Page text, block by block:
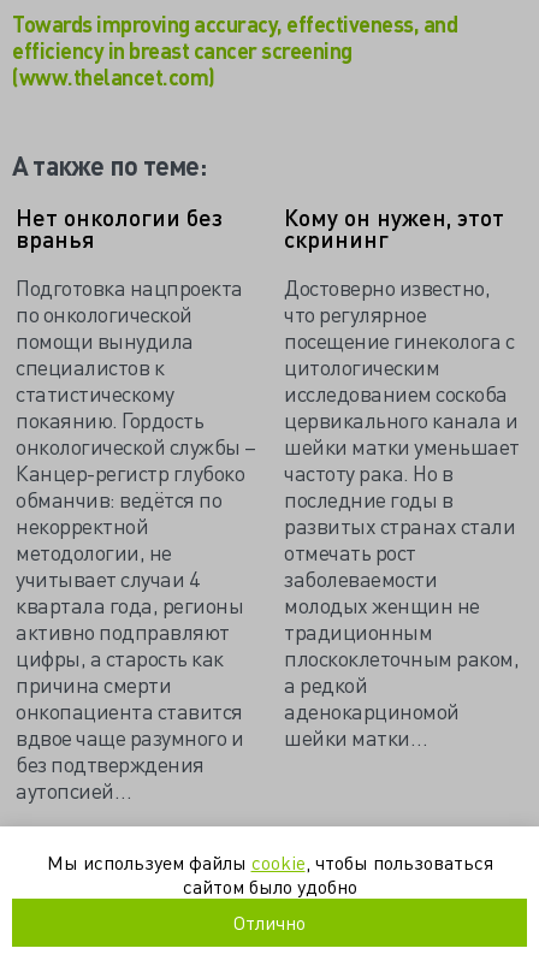
Towards improving accuracy, effectiveness, and
efficiency in breast cancer screening
(www.thelancet.com)
А также по теме:
Нет онкологии без
вранья
Подготовка нацпроекта
по онкологической
помощи вынудила
специалистов к
статистическому
покаянию. Гордость
онкологической службы –
Канцер-регистр глубоко
обманчив: ведётся по
некорректной
методологии, не
учитывает случаи 4
квартала года, регионы
активно подправляют
цифры, а старость как
причина смерти
онкопациента ставится
вдвое чаще разумного и
без подтверждения
аутопсией…
Кому он нужен, этот
скрининг
Достоверно известно,
что регулярное
посещение гинеколога с
цитологическим
исследованием соскоба
цервикального канала и
шейки матки уменьшает
частоту рака. Но в
последние годы в
развитых странах стали
отмечать рост
заболеваемости
молодых женщин не
традиционным
плоскоклеточным раком,
а редкой
аденокарциномой
шейки матки…
национальная программа онкология рак
скрининг
Мы используем файлы cookie , чтобы пользоваться
сайтом было удобно
Отлично